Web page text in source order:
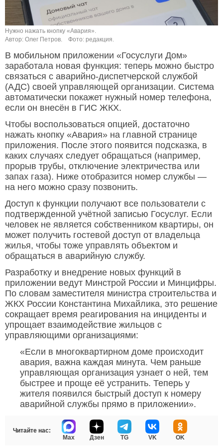
Нужно нажать кнопку «Авария».
Автор: Олег Петров.
Фото: редакция.
В мобильном приложении «Госуслуги Дом»
заработала новая функция: теперь можно быстро
связаться с аварийно-диспетчерской службой
(АДС) своей управляющей организации. Система
автоматически покажет нужный номер телефона,
если он внесён в ГИС ЖКХ.
Чтобы воспользоваться опцией, достаточно
нажать кнопку «Авария» на главной странице
приложения. После этого появится подсказка, в
каких случаях следует обращаться (например,
прорыв трубы, отключение электричества или
запах газа). Ниже отобразится номер службы —
на него можно сразу позвонить.
Доступ к функции получают все пользователи с
подтвержденной учётной записью Госуслуг. Если
человек не является собственником квартиры, он
может получить гостевой доступ от владельца
жилья, чтобы тоже управлять объектом и
обращаться в аварийную службу.
Разработку и внедрение новых функций в
приложении ведут Минстрой России и Минцифры.
По словам заместителя министра строительства и
ЖКХ России Константина Михайлика, это решение
сокращает время реагирования на инциденты и
упрощает взаимодействие жильцов с
управляющими организациями:
«Если в многоквартирном доме происходит
авария, важна каждая минута. Чем раньше
управляющая организация узнает о ней, тем
быстрее и проще её устранить. Теперь у
жителя появился быстрый доступ к номеру
аварийной службы прямо в приложении».
Читайте нас:
Max
Дзен TG VK OK